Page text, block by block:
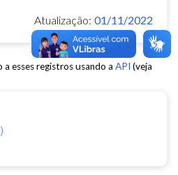
Atualização: 01/11/2022
esses registros usando a API (veja